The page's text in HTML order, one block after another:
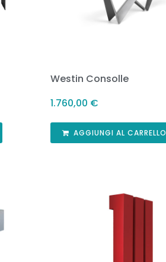
Westin Consolle
1.760,00 €
AGGIUNGI AL CARRELLO